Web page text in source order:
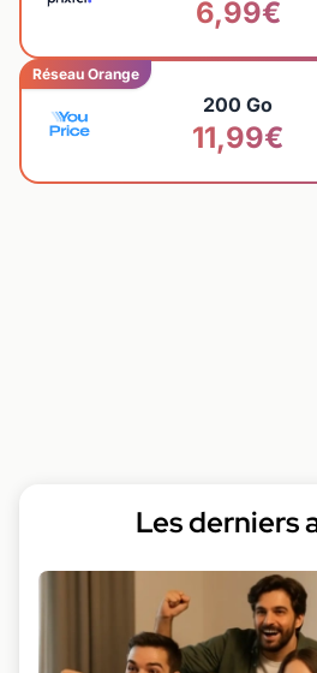
6,99€
Réseau Orange
200 Go
11,99€
Les derniers